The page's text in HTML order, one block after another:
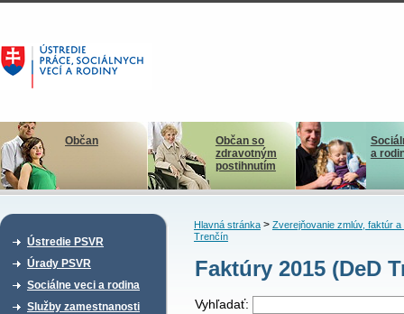
Občan
Občan so
zdravotným
postihnutím
a
Ústredie PSVR
Úrady PSVR
Sociálne veci a rodina
Služby zamestnanosti
Hlavná stránka> Zverejňovanie zmlúv, faktúr a
Trenčín
Faktúry 2015 (DeD
Vyhľadať: